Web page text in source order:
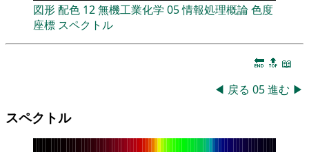
図形配色 12無機工業化学 05情報処理概論色度
座標 スペクトル
🔚 🔝 📖
◀ 戻る 05進む ▶
スペクトル